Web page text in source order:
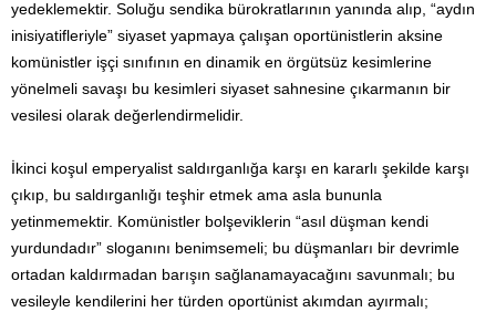
yedeklemektir. Soluğu sendika bürokratlarının yanında alıp, “aydın
inisiyatifleriyle” siyaset yapmaya çalışan oportünistlerin aksine
komünistler işçi sınıfının en dinamik en örgütsüz kesimlerine
yönelmeli savaşı bu kesimleri siyaset sahnesine çıkarmanın bir
vesilesi olarak değerlendirmelidir.
İkinci koşul emperyalist saldırganlığa karşı en kararlı şekilde karşı
çıkıp, bu saldırganlığı teşhir etmek ama asla bununla
yetinmemektir. Komünistler bolşeviklerin “asıl düşman kendi
yurdundadır” sloganını benimsemeli; bu düşmanları bir devrimle
ortadan kaldırmadan barışın sağlanamayacağını savunmalı; bu
vesileyle kendilerini her türden oportünist akımdan ayırmalı;